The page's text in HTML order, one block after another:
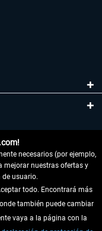
necesarios (por ejemplo,
mejorar nuestras ofertas y
de usuario.
todo. Encontrará más
también puede cambiar
vaya a la página con la